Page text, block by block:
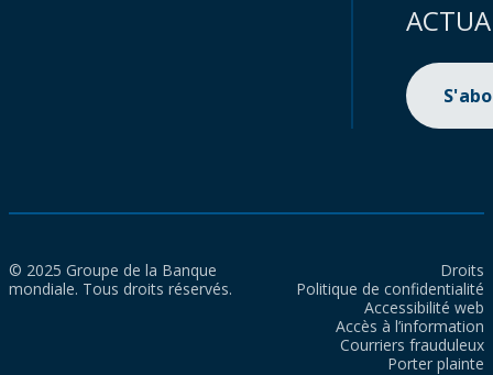
© 2025 Groupe de la Banque
mondiale. Tous droits réservés.
Droits
Politique de confidentialité
Accessibilité web
Accès à l’information
Courriers frauduleux
Porter plainte